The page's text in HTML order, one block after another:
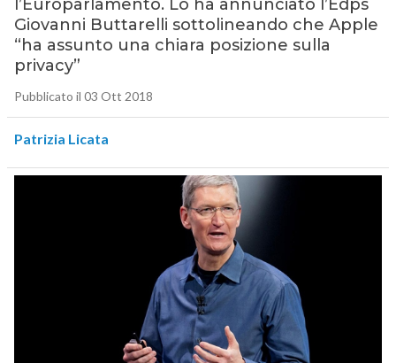
l’Europarlamento. Lo ha annunciato l’Edps
Giovanni Buttarelli sottolineando che Apple
“ha assunto una chiara posizione sulla
privacy”
Pubblicato il 03 Ott 2018
Patrizia Licata